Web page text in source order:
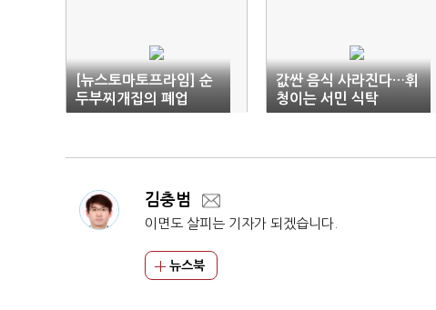
[뉴스토마토프라임] 순
두부찌개집의 폐업
값싼 음식 사라진다…휘
청이는 서민 식탁
김충범
이면도 살피는 기자가 되겠습니다.
뉴스북